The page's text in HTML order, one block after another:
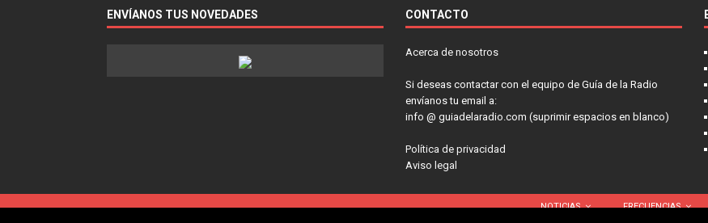
ENVÍANOS TUS NOVEDADES CONTACTO
Acerca de nosotros
Si deseas contactar con el equipo de Guía de la Radio
envíanos tu email a:
info @ guiadelaradio.com (suprimir espacios en blanco)
Política de privacidad
Aviso legal
NOTICIAS FRECUENCIAS